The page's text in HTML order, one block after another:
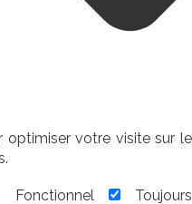
optimiser votre visite sur le
Fonctionnel
Toujours